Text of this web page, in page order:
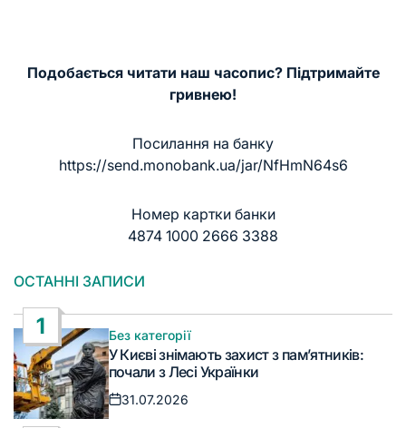
Подобається читати наш часопис? Підтримайте
гривнею!
Посилання на банку
https://send.monobank.ua/jar/NfHmN64s6
Номер картки банки
4874 1000 2666 3388
ОСТАННІ ЗАПИСИ
1
Опублікувати
у
Без категорії
У Києві знімають захист з пам’ятників:
почали з Лесі Українки
Дата
31.07.2026